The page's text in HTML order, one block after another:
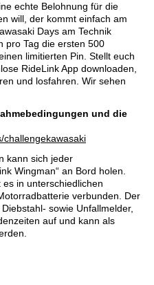
echte Belohnung für die
will, der kommt einfach am
Days am Technik
pro Tag die ersten 500
limitierten Pin. Stellt euch
RideLink App downloaden,
und losfahren. Wir sehen
und die
challengekawasaki
kann sich jeder
Wingman“ an Bord holen.
in unterschiedlichen
verbunden. Der
sowie Unfallmelder,
auf und kann als